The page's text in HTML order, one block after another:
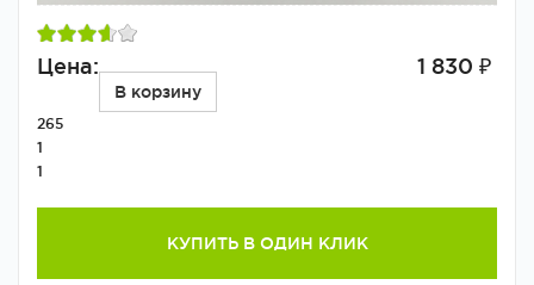
Цена: 1 830 ₽
В корзину
265
1
1
КУПИТЬ В ОДИН КЛИК